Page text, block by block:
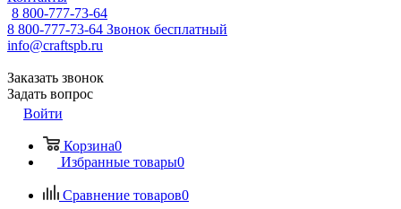
8 800-777-73-64
8 800-777-73-64 Звонок бесплатный
info@craftspb.ru
Заказать звонок
Задать вопрос
Войти
Корзина0
Избранные товары0
Сравнение товаров0